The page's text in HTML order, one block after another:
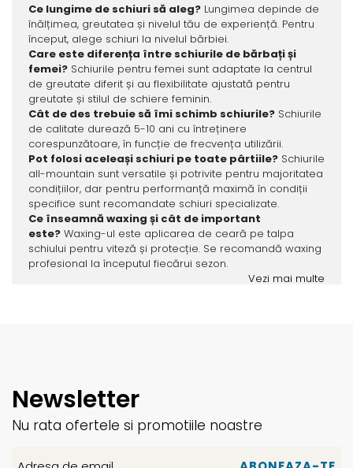
Ce lungime de schiuri să aleg?Lungimea depinde de
înălțimea, greutatea și nivelul tău de experiență. Pentru
început, alege schiuri la nivelul bărbiei.
Care este diferența între schiurile de bărbați și
femei?Schiurile pentru femei sunt adaptate la centrul
de greutate diferit și au flexibilitate ajustată pentru
greutate și stilul de schiere feminin.
Cât de des trebuie să îmi schimb schiurile?Schiurile
de calitate durează 5-10 ani cu întreținere
corespunzătoare, în funcție de frecvența utilizării.
Pot folosi aceleași schiuri pe toate pârtiile?Schiurile
all-mountain sunt versatile și potrivite pentru majoritatea
condițiilor, dar pentru performanță maximă în condiții
specifice sunt recomandate schiuri specializate.
Ce înseamnă waxing și cât de important
este?Waxing-ul este aplicarea de ceară pe talpa
schiului pentru viteză și protecție. Se recomandă waxing
profesional la începutul fiecărui sezon.
Vezi mai multe
Newsletter
Nu rata ofertele si promotiile noastre